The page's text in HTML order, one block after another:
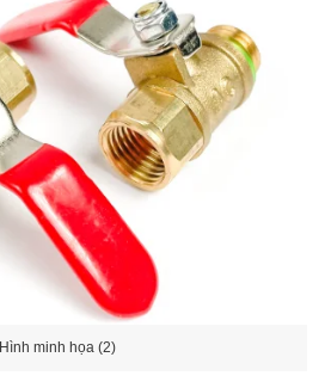
Hình minh họa (2)